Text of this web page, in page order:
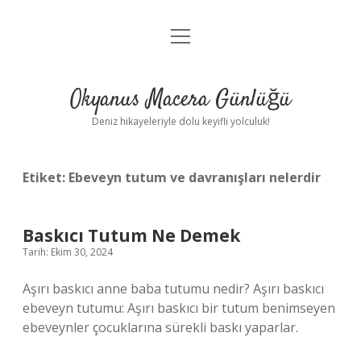
Anasayfa
Yasal Uyarı
menüyü
Okyanus Macera Günlüğü
Deniz hikayeleriyle dolu keyifli yolculuk!
Etiket: Ebeveyn tutum ve davranışları nelerdir
Baskıcı Tutum Ne Demek
Tarih: Ekim 30, 2024
Aşırı baskıcı anne baba tutumu nedir? Aşırı baskıcı
ebeveyn tutumu: Aşırı baskıcı bir tutum benimseyen
ebeveynler çocuklarına sürekli baskı yaparlar.